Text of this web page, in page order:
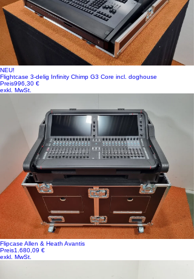
NEU!
Flightcase 3-delig Infinity Chimp G3 Core incl. doghouse
Preis996,30 €
exkl. MwSt.
Flipcase Allen & Heath Avantis
Preis1.680,09 €
exkl. MwSt.